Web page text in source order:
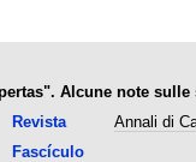
Alcune note
Revista Annali di
Fascículo